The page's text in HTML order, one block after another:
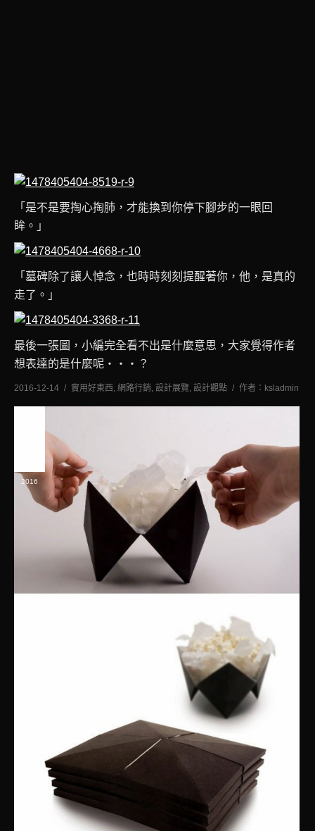
「是不是要掏心掏肺，才能換到你停下腳步的一眼回
眸。」
「墓碑除了讓人悼念，也時時刻刻提醒著你，他，是真的
走了。」
最後一張圖，小編完全看不出是什麼意思，大家覺得作者
想表達的是什麼呢‧‧‧？
2016-12-14 實用好東西, 網路行銷, 設計展覽, 設計觀點 作者： ksladmin
2016